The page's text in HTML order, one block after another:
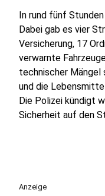
In rund fünf
Dabei gab es vier
Versicherung, 17
verwarnte
technischer
und die
Die Polizei kündigt
Sicherheit auf den
Anzeige